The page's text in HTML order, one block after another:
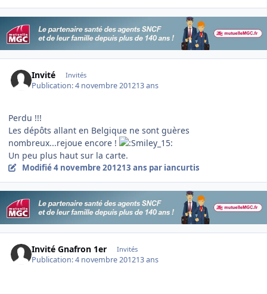
Invité Invités
Publication:4 novembre 201213 ans
Perdu !!!
Les dépôts allant en Belgique ne sont guères
nombreux...rejoue encore !
Un peu plus haut sur la carte.
Modifié4 novembre 201213 ans par iancurtis
Invité Gnafron 1er Invités
Publication:4 novembre 201213 ans